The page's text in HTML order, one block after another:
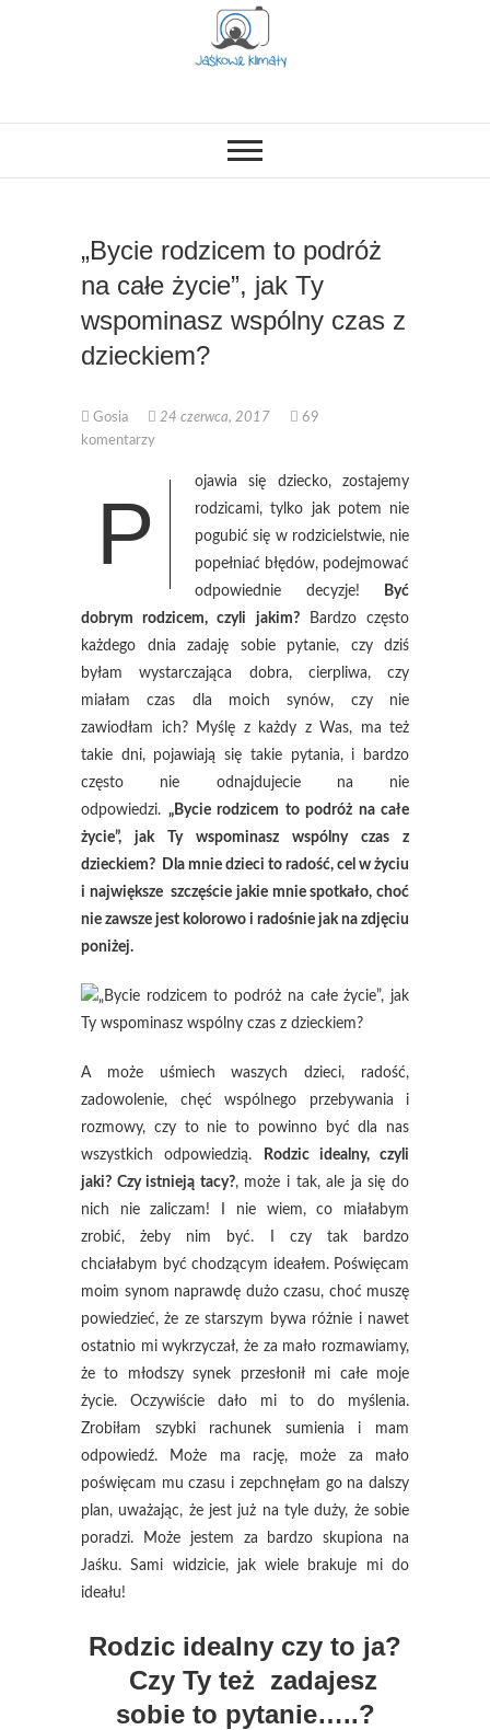
Jaśkowe klimaty-
Blog rodzicielsko-
lifestylowy
CIEKAWE PROJEKTY DIY Z
„Bycie rodzicem to podróż
na całe życie”, jak Ty
wspominasz wspólny czas z
dzieckiem?
Gosia 24 czerwca, 2017
69
komentarzy
P
ojawia się dziecko, zostajemy
rodzicami, tylko jak potem nie
pogubić się w rodzicielstwie, nie
popełniać błędów, podejmować
odpowiednie decyzje!
Być
dobrym rodzicem, czyli jakim?Bardzo często
każdego dnia zadaję sobie pytanie, czy dziś
byłam wystarczająca dobra, cierpliwa, czy
miałam czas dla moich synów, czy nie
zawiodłam ich? Myślę z każdy z Was, ma też
takie dni, pojawiają się takie pytania, i bardzo
często nie odnajdujecie na nie
odpowiedzi. „Bycie rodzicem to podróż na całe
życie”, jak Ty wspominasz wspólny czas z
dzieckiem? Dla mnie dzieci to radość, cel w życiu
i największe szczęście jakie mnie spotkało, choć
nie zawsze jest kolorowo i radośnie jak na zdjęciu
poniżej.
A może uśmiech waszych dzieci, radość,
zadowolenie, chęć wspólnego przebywania i
rozmowy, czy to nie to powinno być dla nas
wszystkich odpowiedzią.
Rodzic idealny, czyli
jaki? Czy istnieją tacy?, może i tak, ale ja się do
nich nie zaliczam! I nie wiem, co miałabym
zrobić, żeby nim być. I czy tak bardzo
chciałabym być chodzącym ideałem. Poświęcam
moim synom naprawdę dużo czasu, choć muszę
powiedzieć, że ze starszym bywa różnie i nawet
ostatnio mi wykrzyczał, że za mało rozmawiamy,
że to młodszy synek przesłonił mi całe moje
życie. Oczywiście dało mi to do myślenia.
Zrobiłam szybki rachunek sumienia i mam
odpowiedź. Może ma rację, może za mało
poświęcam mu czasu i zepchnęłam go na dalszy
plan, uważając, że jest już na tyle duży, że sobie
poradzi. Może jestem za bardzo skupiona na
Jaśku. Sami widzicie, jak wiele brakuje mi do
ideału!
Rodzic idealny czy to ja?
Czy Ty też zadajesz
sobie to pytanie…..?